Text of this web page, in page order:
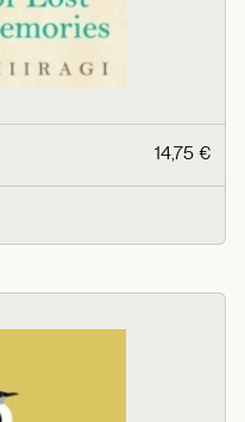
14,75 €